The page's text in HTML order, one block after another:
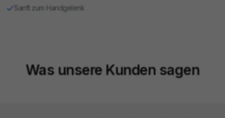
Sanft zum Handgelenk
Was unsere Kunden sagen